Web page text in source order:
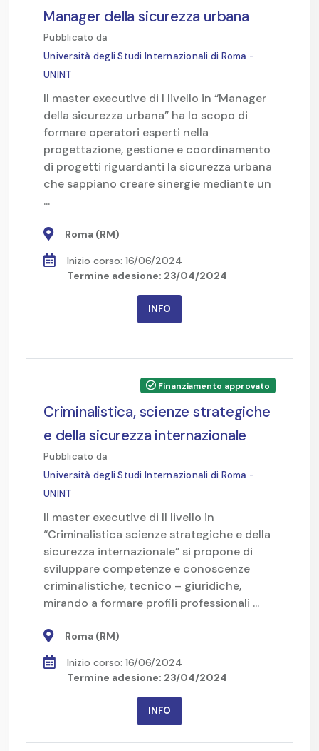
Manager della sicurezza urbana
Pubblicato da
Università degli Studi Internazionali di Roma -
UNINT
Il master executive di I livello in “Manager
della sicurezza urbana” ha lo scopo di
formare operatori esperti nella
progettazione, gestione e coordinamento
di progetti riguardanti la sicurezza urbana
che sappiano creare sinergie mediante un
...
Roma (RM)
Inizio corso: 16/06/2024
Termine adesione: 23/04/2024
INFO
Criminalistica, scienze strategiche
e della sicurezza internazionale
Pubblicato da
Università degli Studi Internazionali di Roma -
UNINT
Finanziamento approvato
Il master executive di II livello in
“Criminalistica scienze strategiche e della
sicurezza internazionale” si propone di
sviluppare competenze e conoscenze
criminalistiche, tecnico – giuridiche,
mirando a formare profili professionali ...
Roma (RM)
Inizio corso: 16/06/2024
Termine adesione: 23/04/2024
INFO